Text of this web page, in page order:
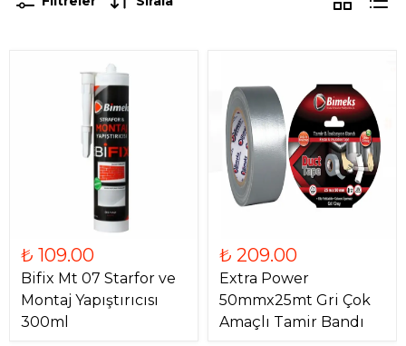
₺ 109.00
Bifix Mt 07 Starfor ve
Montaj Yapıştırıcısı
300ml
₺ 209.00
Extra Power
50mmx25mt Gri Çok
Amaçlı Tamir Bandı